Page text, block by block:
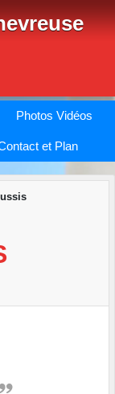
Photos Vidéos
et Plan